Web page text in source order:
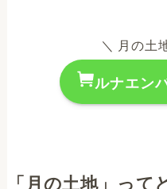
＼ 月の土
ルナエン
「月の土地」って